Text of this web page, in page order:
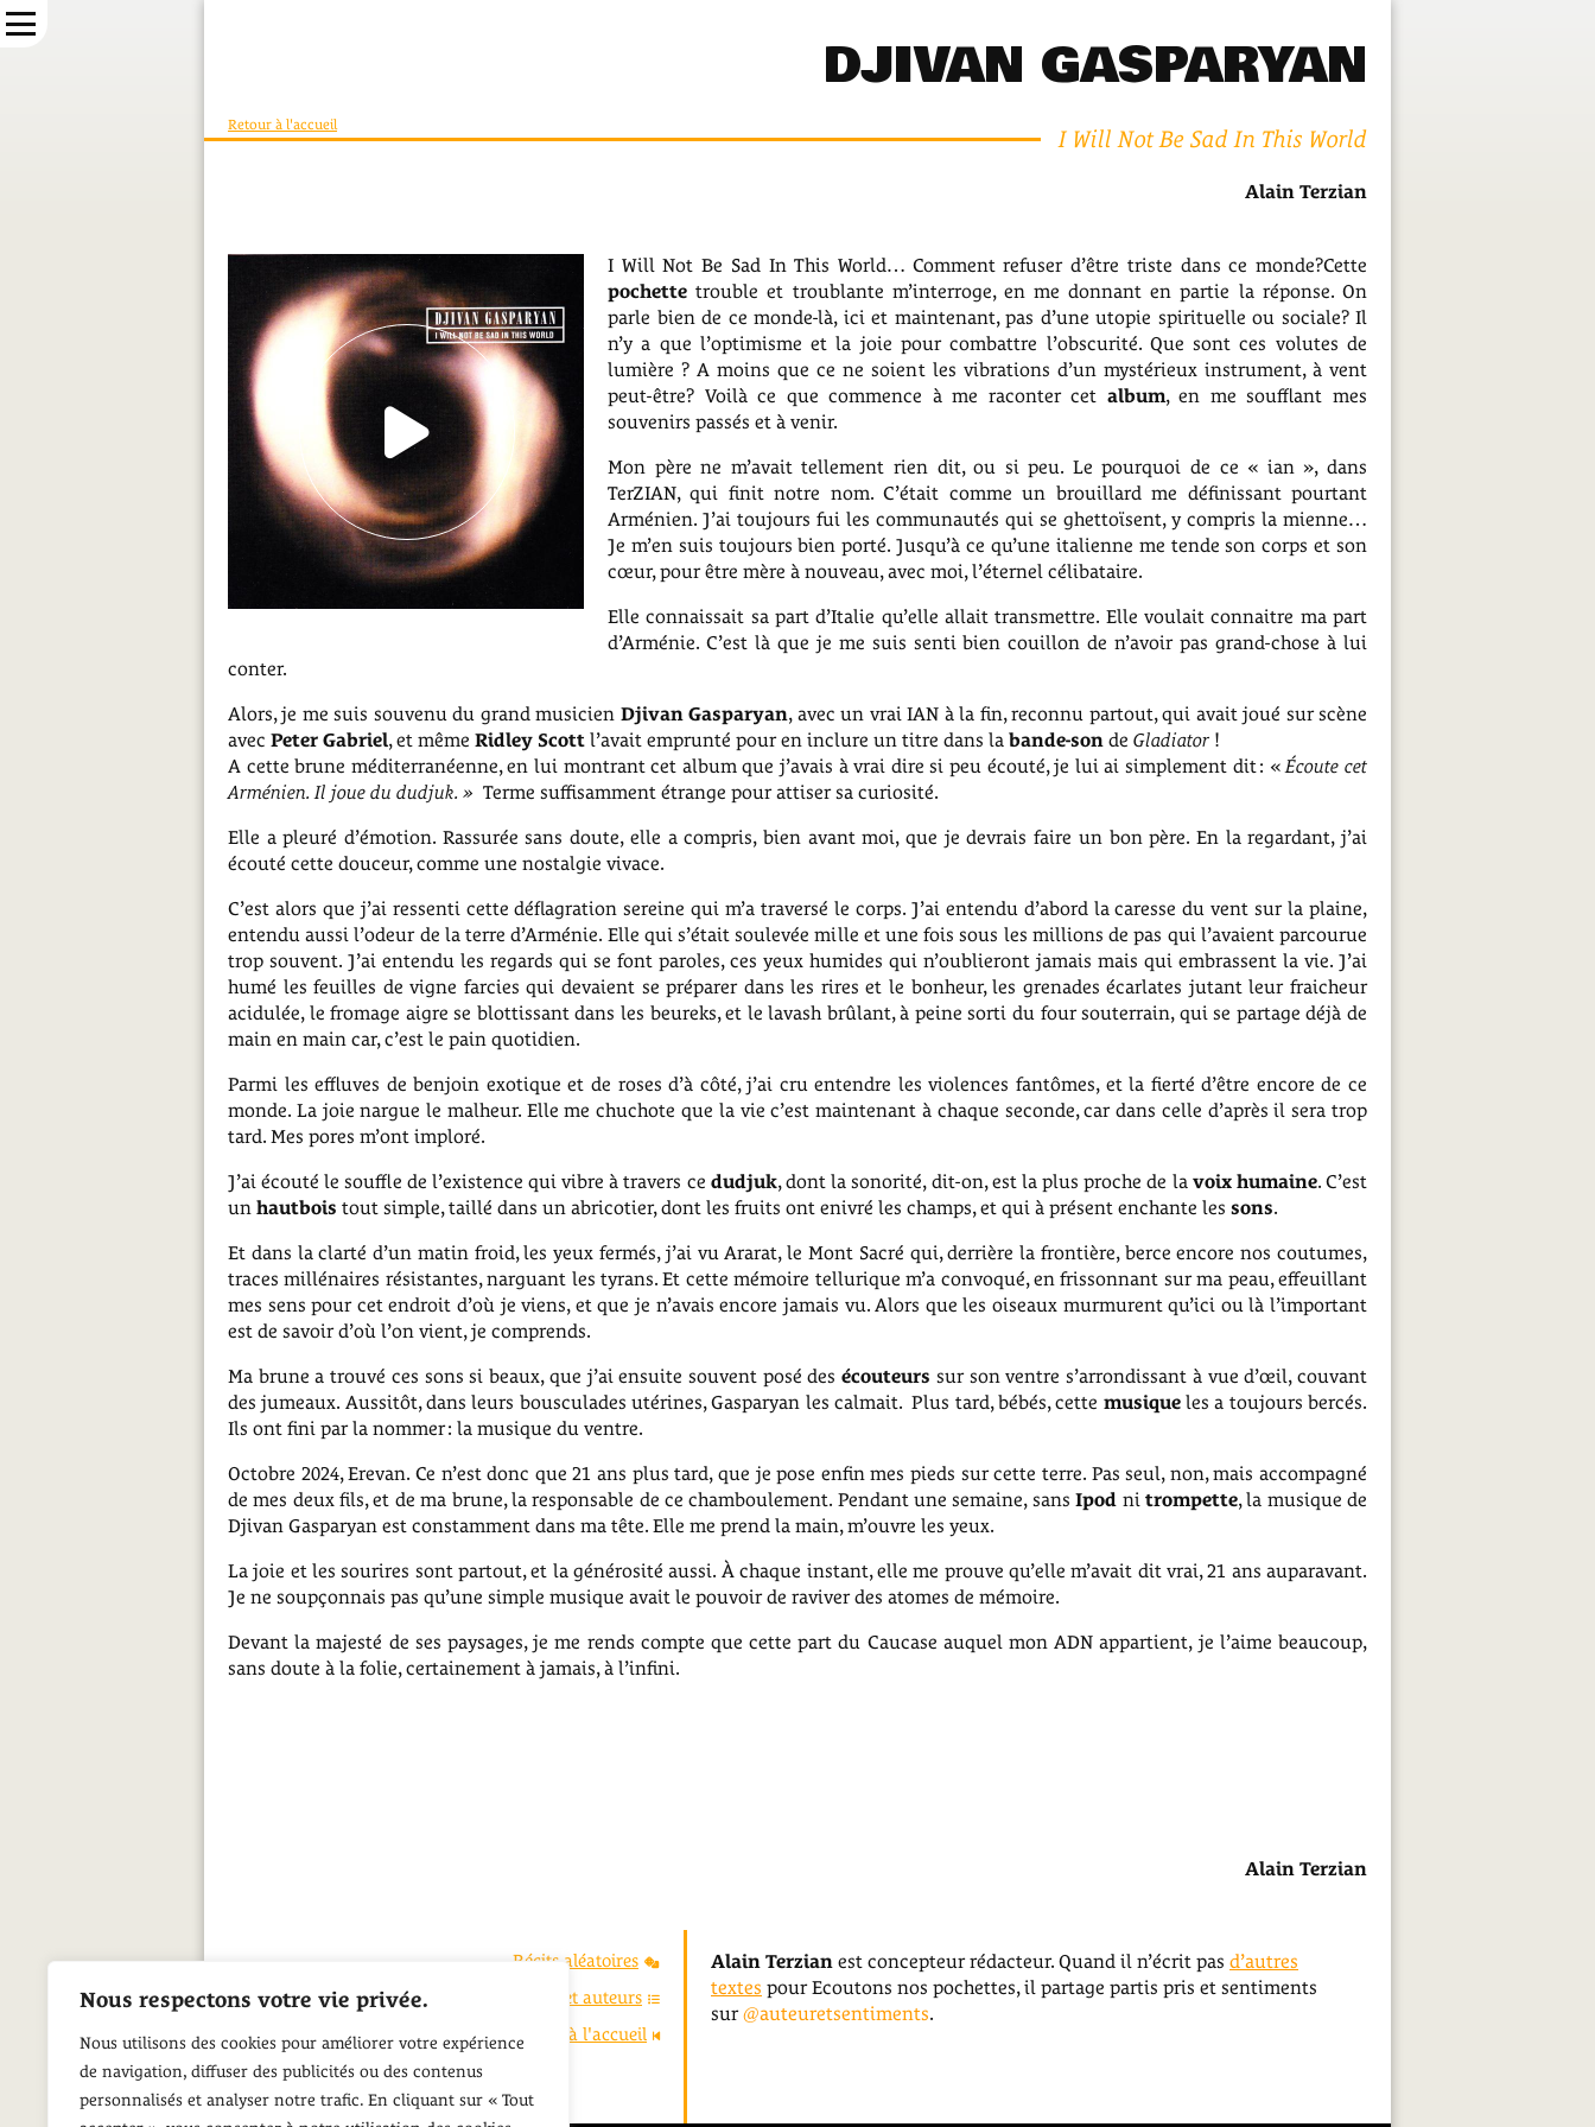
Nous respectons votre vie privée.
Nous utilisons des cookies pour améliorer votre expérience
de navigation, diffuser des publicités ou des contenus
personnalisés et analyser notre trafic. En cliquant sur « Tout
Retour à l'accueil
DJIVAN GASPARYAN
I Will Not Be Sad In This World
Alain Terzian
I Will Not Be Sad In This World… Comment refuser d’être triste dans ce monde?Cette
pochette trouble et troublante m’interroge, en me donnant en partie la réponse. On
parle bien de ce monde-là, ici et maintenant, pas d’une utopie spirituelle ou sociale? Il
n’y a que l’optimisme et la joie pour combattre l’obscurité. Que sont ces volutes de
lumière ? A moins que ce ne soient les vibrations d’un mystérieux instrument, à vent
peut-être? Voilà ce que commence à me raconter cet album, en me soufflant mes
souvenirs passés et à venir.
Mon père ne m’avait tellement rien dit, ou si peu. Le pourquoi de ce « ian », dans
TerZIAN, qui finit notre nom. C’était comme un brouillard me définissant pourtant
Arménien. J’ai toujours fui les communautés qui se ghettoïsent, y compris la mienne…
Je m’en suis toujours bien porté. Jusqu’à ce qu’une italienne me tende son corps et son
cœur, pour être mère à nouveau, avec moi, l’éternel célibataire.
Elle connaissait sa part d’Italie qu’elle allait transmettre. Elle voulait connaitre ma part
d’Arménie. C’est là que je me suis senti bien couillon de n’avoir pas grand-chose à lui
conter.
Alors, je me suis souvenu du grand musicien Djivan Gasparyan, avec un vrai IAN à la fin, reconnu partout, qui avait joué sur scène
avec Peter Gabriel, et même Ridley Scott l’avait emprunté pour en inclure un titre dans la bande-son de Gladiator !
A cette brune méditerranéenne, en lui montrant cet album que j’avais à vrai dire si peu écouté, je lui ai simplement dit : « Écoute cet
Arménien. Il joue du dudjuk. » Terme suffisamment étrange pour attiser sa curiosité.
Elle a pleuré d’émotion. Rassurée sans doute, elle a compris, bien avant moi, que je devrais faire un bon père. En la regardant, j’ai
écouté cette douceur, comme une nostalgie vivace.
C’est alors que j’ai ressenti cette déflagration sereine qui m’a traversé le corps. J’ai entendu d’abord la caresse du vent sur la plaine,
entendu aussi l’odeur de la terre d’Arménie. Elle qui s’était soulevée mille et une fois sous les millions de pas qui l’avaient parcourue
trop souvent. J’ai entendu les regards qui se font paroles, ces yeux humides qui n’oublieront jamais mais qui embrassent la vie. J’ai
humé les feuilles de vigne farcies qui devaient se préparer dans les rires et le bonheur, les grenades écarlates jutant leur fraicheur
acidulée, le fromage aigre se blottissant dans les beureks, et le lavash brûlant, à peine sorti du four souterrain, qui se partage déjà de
main en main car, c’est le pain quotidien.
Parmi les effluves de benjoin exotique et de roses d’à côté, j’ai cru entendre les violences fantômes, et la fierté d’être encore de ce
monde. La joie nargue le malheur. Elle me chuchote que la vie c’est maintenant à chaque seconde, car dans celle d’après il sera trop
tard. Mes pores m’ont imploré.
J’ai écouté le souffle de l’existence qui vibre à travers ce dudjuk, dont la sonorité, dit-on, est la plus proche de la voix humaine. C’est
un hautbois tout simple, taillé dans un abricotier, dont les fruits ont enivré les champs, et qui à présent enchante les sons.
Et dans la clarté d’un matin froid, les yeux fermés, j’ai vu Ararat, le Mont Sacré qui, derrière la frontière, berce encore nos coutumes,
traces millénaires résistantes, narguant les tyrans. Et cette mémoire tellurique m’a convoqué, en frissonnant sur ma peau, effeuillant
mes sens pour cet endroit d’où je viens, et que je n’avais encore jamais vu. Alors que les oiseaux murmurent qu’ici ou là l’important
est de savoir d’où l’on vient, je comprends.
Ma brune a trouvé ces sons si beaux, que j’ai ensuite souvent posé desécouteurs sur son ventre s’arrondissant à vue d’œil, couvant
des jumeaux. Aussitôt, dans leurs bousculades utérines, Gasparyan les calmait. Plus tard, bébés, cette musiqueles a toujours bercés.
Ils ont fini par la nommer : la musique du ventre.
Octobre 2024, Erevan. Ce n’est donc que 21 ans plus tard, que je pose enfin mes pieds sur cette terre. Pas seul, non, mais accompagné
de mes deux fils, et de ma brune, la responsable de ce chamboulement. Pendant une semaine, sansIpod ni trompette, la musique de
Djivan Gasparyan est constamment dans ma tête. Elle me prend la main, m’ouvre les yeux.
La joie et les sourires sont partout, et la générosité aussi. À chaque instant, elle me prouve qu’elle m’avait dit vrai, 21 ans auparavant.
Je ne soupçonnais pas qu’une simple musique avait le pouvoir de raviver des atomes de mémoire.
Devant la majesté de ses paysages, je me rends compte que cette part du Caucase auquel mon ADN appartient, je l’aime beaucoup,
sans doute à la folie, certainement à jamais, à l’infini.
Alain Terzian
Récits aléatoires
Récits par artistes et auteurs
Retour à l'accueil
Alain Terzian est concepteur rédacteur. Quand il n’écrit pas d’autres
textes pour Ecoutons nos pochettes, il partage partis pris et sentiments
sur@auteuretsentiments.